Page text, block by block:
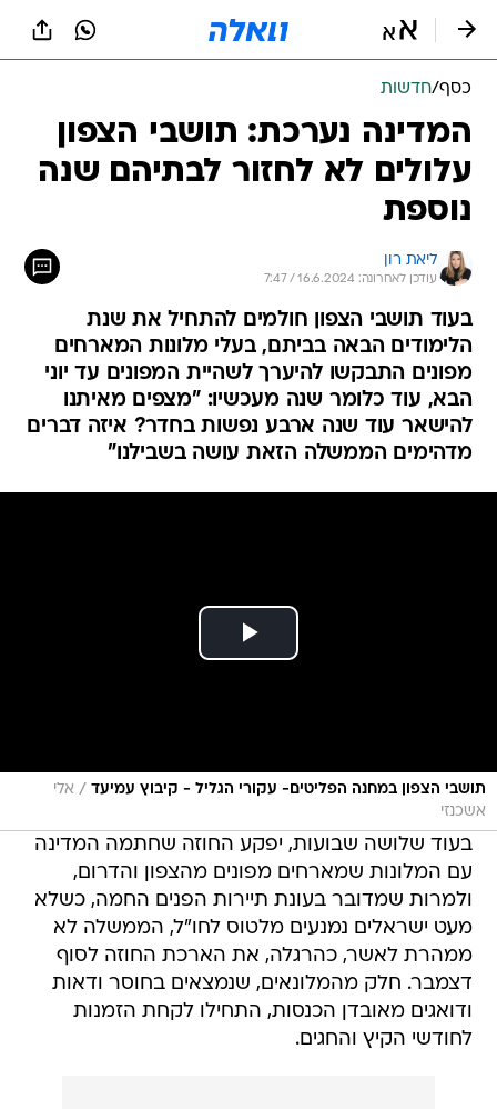
כסף/חדשות
המדינה נערכת: תושבי הצפון
עלולים לא לחזור לבתיהם שנה
נוספת
ליאת רון
עודכן לאחרונה: 16.6.2024 / 7:47
בעוד תושבי הצפון חולמים להתחיל את שנת
הלימודים הבאה בביתם, בעלי מלונות המארחים
מפונים התבקשו להיערך לשהיית המפונים עד יוני
הבא, עוד כלומר שנה מעכשיו: "מצפים מאיתנו
להישאר עוד שנה ארבע נפשות בחדר? איזה דברים
מדהימים הממשלה הזאת עושה בשבילנו"
תושבי הצפון במחנה הפליטים- עקורי הגליל - קיבוץ עמיעד / אלי
אשכנזי
בעוד שלושה שבועות, יפקע החוזה שחתמה המדינה
עם המלונות שמארחים מפונים מהצפון והדרום,
ולמרות שמדובר בעונת תיירות הפנים החמה, כשלא
מעט ישראלים נמנעים מלטוס לחו"ל, הממשלה לא
ממהרת לאשר, כהרגלה, את הארכת החוזה לסוף
דצמבר. חלק מהמלונאים, שנמצאים בחוסר ודאות
ודואגים מאובדן הכנסות, התחילו לקחת הזמנות
לחודשי הקיץ והחגים.